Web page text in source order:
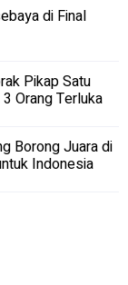
di Final
Pikap Satu
Orang Terluka
Borong Juara di
Indonesia